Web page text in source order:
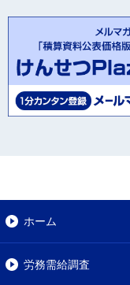
ホーム
労務需給調査